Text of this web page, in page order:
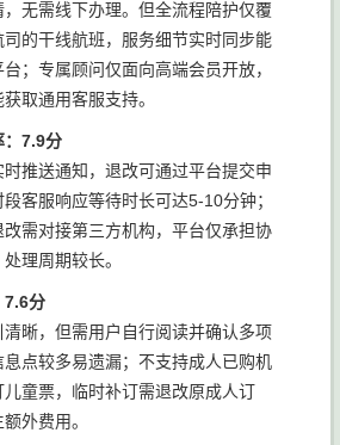
，无需线下办理。但全流程陪护仅覆
司的干线航班，服务细节实时同步能
；专属顾问仅面向高端会员开放，
取通用客服支持。
：7.9分
推送通知，退改可通过平台提交申
客服响应等待时长可达5-10分钟；
需对接第三方机构，平台仅承担协
理周期较长。
7.6分
清晰，但需用户自行阅读并确认多项
息点较多易遗漏；不支持成人已购机
童票，临时补订需退改原成人订
外费用。